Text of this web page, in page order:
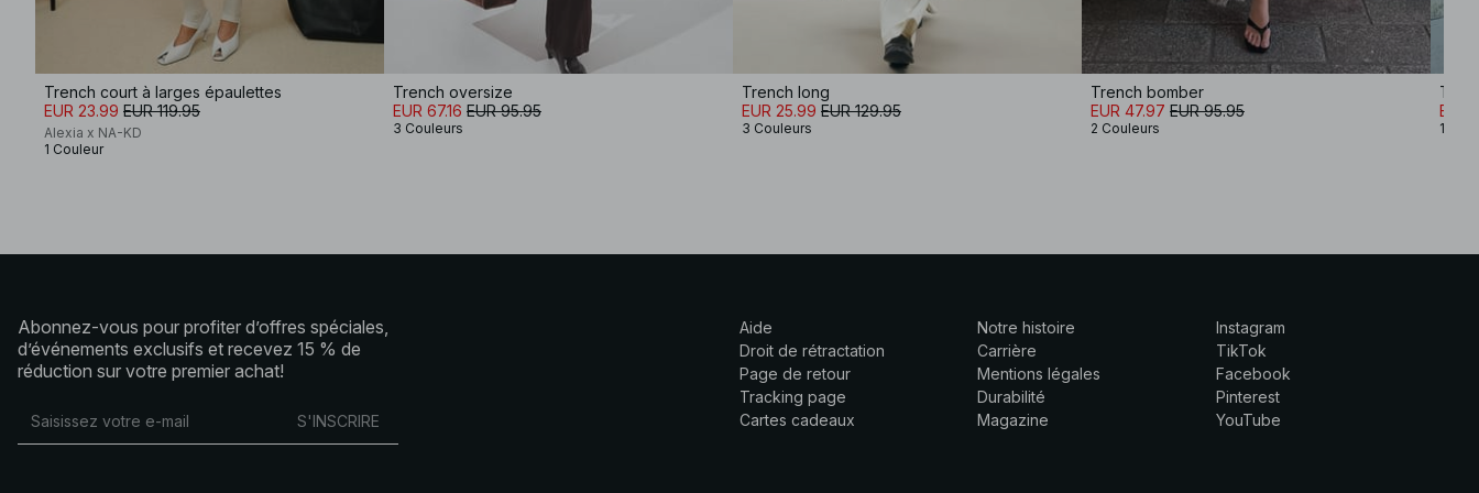
Trench court à larges épaulettes
EUR 23.99 EUR 119.95
Alexia x NA-KD
1 Couleur
Trench oversize
EUR 67.16 EUR 95.95
3 Couleurs
Trench long
EUR 25.99 EUR 129.95
3 Couleurs
Trench bomber
EUR 47.97 EUR 95.95
2 Couleurs
EUR
1
Abonnez-vous pour profiter d’offres spéciales,
d’événements exclusifs et recevez 15 % de
réduction sur votre premier achat!
S'INSCRIRE
Aide
Droit de rétractation
Page de retour
Tracking page
Cartes cadeaux
Notre histoire
Carrière
Mentions légales
Durabilité
Magazine
Instagram
TikTok
Facebook
Pinterest
YouTube